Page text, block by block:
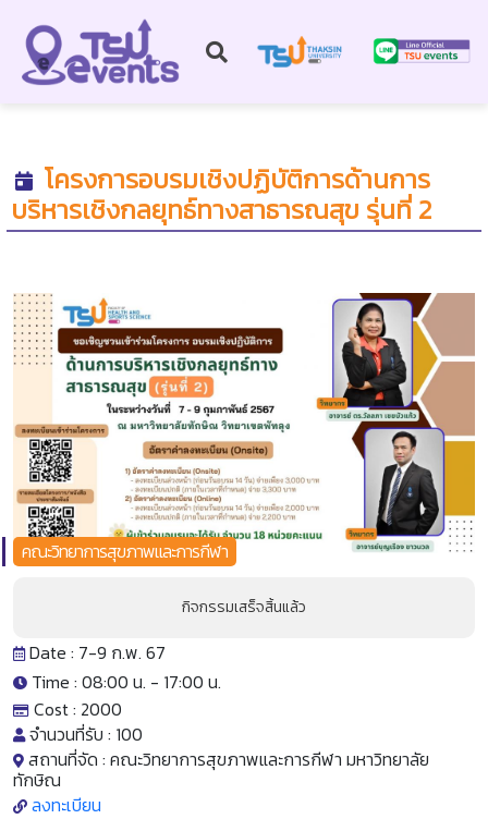
โครงการอบรมเชิงปฏิบัติการด้านการ
บริหารเชิงกลยุทธ์ทางสาธารณสุข รุ่นที่ 2
คณะวิทยาการสุขภาพและการกีฬา
กิจกรรมเสร็จสิ้นแล้ว
Date : 7-9 ก.พ. 67
Time : 08:00 น. - 17:00 น.
Cost : 2000
จำนวนที่รับ : 100
สถานที่จัด : คณะวิทยาการสุขภาพและการกีฬา มหาวิทยาลัย
ทักษิณ
ลงทะเบียน